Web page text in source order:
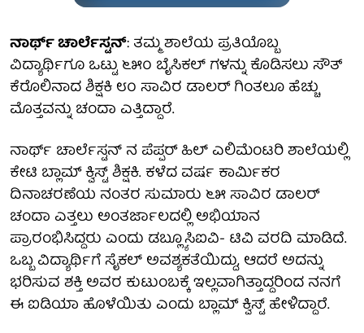
ನಾರ್ಥ್ ಚಾರ್ಲೆಸ್ಟನ್: ತಮ್ಮ ಶಾಲೆಯ ಪ್ರತಿಯೊಬ್ಬ
ವಿದ್ಯಾರ್ಥಿಗೂ ಒಟ್ಟು ೬೫೦ ಬೈಸಿಕಲ್ ಗಳನ್ನು ಕೊಡಿಸಲು ಸೌತ್
ಕೆರೊಲಿನಾದ ಶಿಕ್ಷಕಿ ೮೦ ಸಾವಿರ ಡಾಲರ್ ಗಿಂತಲೂ ಹೆಚ್ಚು
ಮೊತ್ತವನ್ನು ಚಂದಾ ಎತ್ತಿದ್ದಾರೆ.
ನಾರ್ಥ್ ಚಾರ್ಲೆಸ್ಟನ್ ನ ಪೆಪ್ಪರ್ ಹಿಲ್ ಎಲಿಮೆಂಟರಿ ಶಾಲೆಯಲ್ಲಿ
ಕೇಟಿ ಬ್ಲಾಮ್ ಕ್ವಿಸ್ಟ್ ಶಿಕ್ಷಕಿ. ಕಳೆದ ವರ್ಷ ಕಾರ್ಮಿಕರ
ದಿನಾಚರಣೆಯ ನಂತರ ಸುಮಾರು ೬೫ ಸಾವಿರ ಡಾಲರ್
ಚಂದಾ ಎತ್ತಲು ಅಂತರ್ಜಾಲದಲ್ಲಿ ಅಭಿಯಾನ
ಪ್ರಾರಂಭಿಸಿದ್ದರು ಎಂದು ಡಬ್ಲ್ಯೂಸಿಐವಿ- ಟಿವಿ ವರದಿ ಮಾಡಿದೆ.
ಒಬ್ಬ ವಿದ್ಯಾರ್ಥಿಗೆ ಸೈಕಲ್ ಅವಶ್ಯಕತೆಯಿದ್ದು, ಆದರೆ ಅದನ್ನು
ಭರಿಸುವ ಶಕ್ತಿ ಅವರ ಕುಟುಂಬಕ್ಕೆ ಇಲ್ಲವಾಗಿತ್ತಾದ್ದರಿಂದ ನನಗೆ
ಈ ಐಡಿಯಾ ಹೊಳೆಯಿತು ಎಂದು ಬ್ಲಾಮ್ ಕ್ವಿಸ್ಟ್ ಹೇಳಿದ್ದಾರೆ.